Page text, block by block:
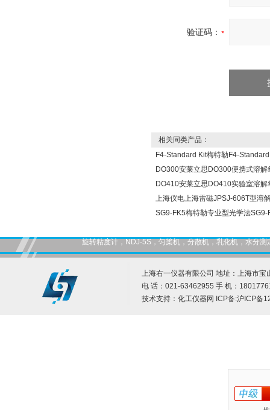
验证码：
相关同类产品：
F4-Standard Kit梅特勒F4-
DO300安莱立思DO300便携式溶解
DO410安莱立思DO410实验室溶解
上海仪电上海雷磁JPSJ-606T型溶
SG9-FK5梅特勒专业型光学法
旋转粘度计，NDJ-5S，匀桨机，分散机，乳化机，水分
上海右一仪器有限公司 地址：上海市宝
电 话：021-63462955 手 机：
技术支持： 化工仪器网 ICP备:沪ICP备